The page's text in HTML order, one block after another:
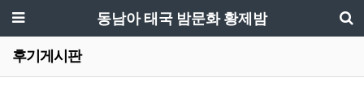
동남아 태국 밤문화 황제밤
후기게시판